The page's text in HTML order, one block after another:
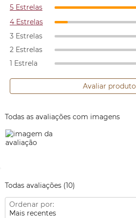
5 Estrelas
4 Estrelas
3 Estrelas
2 Estrelas
1 Estrela
Avaliar produto
Todas as avaliações com imagens
Todas avaliações (10)
Ordenar por:
Mais recentes